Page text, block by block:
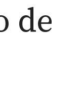
de